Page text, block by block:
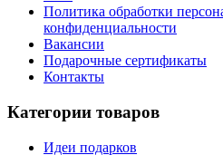
Политика обработки
конфиденциальности
Вакансии
Подарочные сертификаты
Контакты
Категории товаров
Идеи подарков